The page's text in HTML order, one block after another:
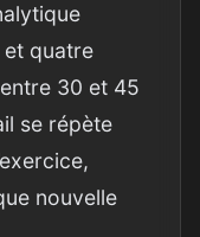
quatre
30 et 45
se répète
nouvelle